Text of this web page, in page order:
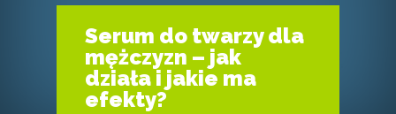
Serum do twarzy dla
mężczyzn – jak
działa i jakie ma
efekty?